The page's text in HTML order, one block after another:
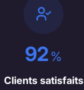
92 %
Clients satisfaits